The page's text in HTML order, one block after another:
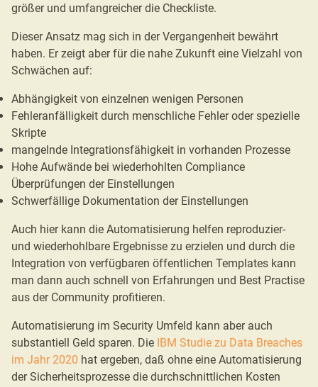
größer und umfangreicher die Checkliste.
Dieser Ansatz mag sich in der Vergangenheit bewährt
haben. Er zeigt aber für die nahe Zukunft eine Vielzahl von
Schwächen auf:
Abhängigkeit von einzelnen wenigen Personen
Fehleranfälligkeit durch menschliche Fehler oder spezielle
Skripte
mangelnde Integrationsfähigkeit in vorhanden Prozesse
Hohe Aufwände bei wiederhohlten Compliance
Überprüfungen der Einstellungen
Schwerfällige Dokumentation der Einstellungen
Auch hier kann die Automatisierung helfen reproduzier-
und wiederhohlbare Ergebnisse zu erzielen und durch die
Integration von verfügbaren öffentlichen Templates kann
man dann auch schnell von Erfahrungen und Best Practise
aus der Community profitieren.
Automatisierung im Security Umfeld kann aber auch
substantiell Geld sparen. Die IBM Studie zu Data Breaches
im Jahr 2020 hat ergeben, daß ohne eine Automatisierung
der Sicherheitsprozesse die durchschnittlichen Kosten